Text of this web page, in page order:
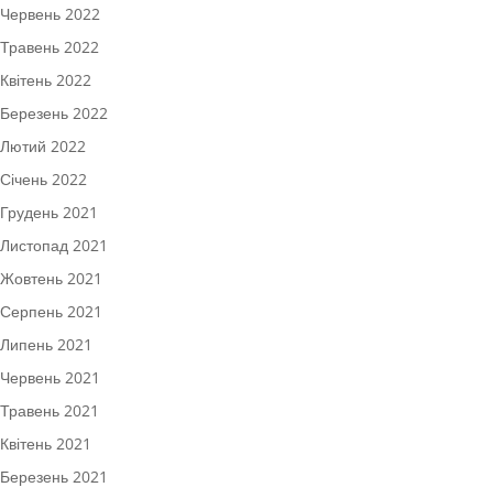
Червень 2022
Травень 2022
Квітень 2022
Березень 2022
Лютий 2022
Січень 2022
Грудень 2021
Листопад 2021
Жовтень 2021
Серпень 2021
Липень 2021
Червень 2021
Травень 2021
Квітень 2021
Березень 2021